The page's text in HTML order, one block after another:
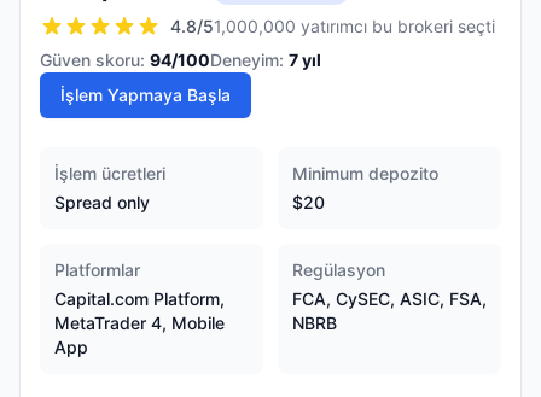
4.8/51,000,000 yatırımcı bu brokeri seçti
Güven skoru: 94/100Deneyim: 7yıl
İşlem Yapmaya Başla
İşlem ücretleri
Spread only
Minimum depozito
$20
Platformlar
Capital.com Platform,
MetaTrader 4, Mobile
App
Regülasyon
FCA, CySEC, ASIC, FSA,
NBRB